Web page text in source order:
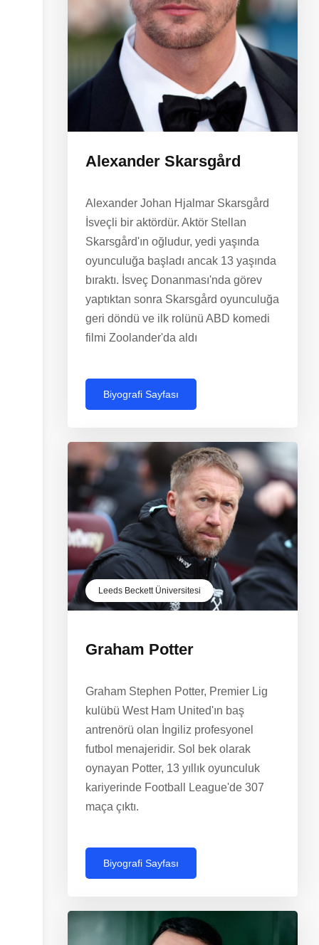
Alexander Skarsgård
Alexander Johan Hjalmar Skarsgård
İsveçli bir aktördür. Aktör Stellan
Skarsgård'ın oğludur, yedi yaşında
oyunculuğa başladı ancak 13 yaşında
bıraktı. İsveç Donanması'nda görev
yaptıktan sonra Skarsgård oyunculuğa
geri döndü ve ilk rolünü ABD komedi
filmi Zoolander'da aldı
Biyografi Sayfası
Leeds Beckett Üniversitesi
Graham Potter
Graham Stephen Potter, Premier Lig
kulübü West Ham United'ın baş
antrenörü olan İngiliz profesyonel
futbol menajeridir. Sol bek olarak
oynayan Potter, 13 yıllık oyunculuk
kariyerinde Football League'de 307
maça çıktı.
Biyografi Sayfası